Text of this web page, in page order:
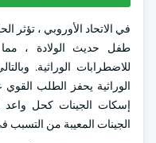
طفل حديث الولادة ،
للاضطرابات الوراثية.
الوراثية يحفز الطلب القوي
إسكات الجينات كحل
الجينات المعيبة من